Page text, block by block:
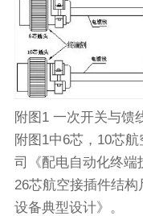
附图1 一次开关与馈
附图1中6芯，10芯
司《配电自动化终端
26芯航空接插件结
设备典型设计》。